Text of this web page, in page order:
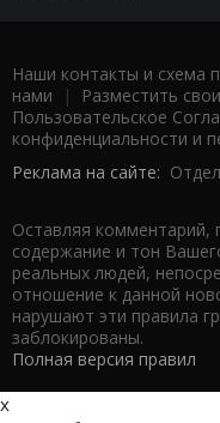
Наши контакты и схема
нами | Разместить
Пользовательское
конфиденциальности и
Реклама на сайте:
Оставляя комментарий,
содержание и тон
реальных людей,
отношение к данной
нарушают эти правила
заблокированы.
Полная версия правил
x